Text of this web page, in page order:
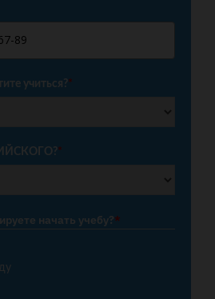
учиться?*
*
начать учебу?*